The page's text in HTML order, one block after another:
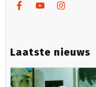
Laatste nieuws